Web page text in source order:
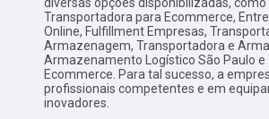
Transportadora para Ecommerce,
Online, Fulfillment Empresas,
Armazenagem, Transportadora e
Armazenamento Logístico São Paulo
Ecommerce. Para tal sucesso, a
profissionais competentes e em
inovadores.